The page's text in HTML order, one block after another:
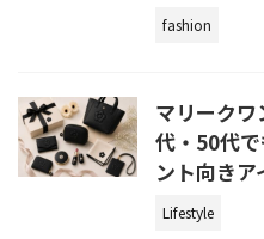
fashion
マリーク
代・50代
ント向き
Lifestyle